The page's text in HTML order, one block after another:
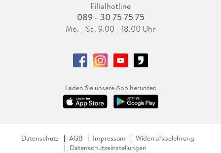
Filialhotline
089 - 30 75 75 75
Mo. - Sa. 9.00 - 18.00 Uhr
Laden Sie unsere App herunter.
Datenschutz AGB Impressum
Widerrufsbelehrung
Datenschutzeinstellungen